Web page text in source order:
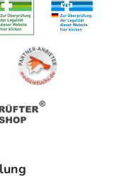
Cholesterin